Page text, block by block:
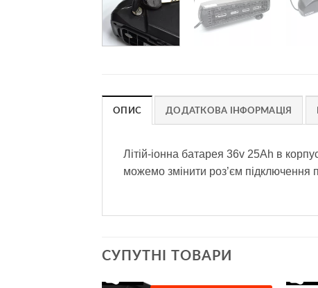
ОПИС ДОДАТКОВА ІНФОРМАЦІЯ
Літій-іонна батарея 36v 25Ah в
можемо змінити роз’єм підключення
СУПУТНІ ТОВАРИ